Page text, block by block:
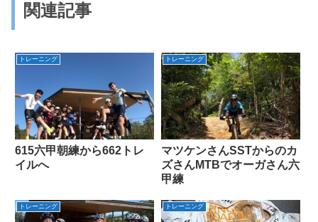
関連記事
トレーニング
615六甲朝練から662トレ
イルへ
トレーニング
マツケンさんSSTからのカ
ズさんMTBでオーガさん六
甲練
トレーニング トレーニング